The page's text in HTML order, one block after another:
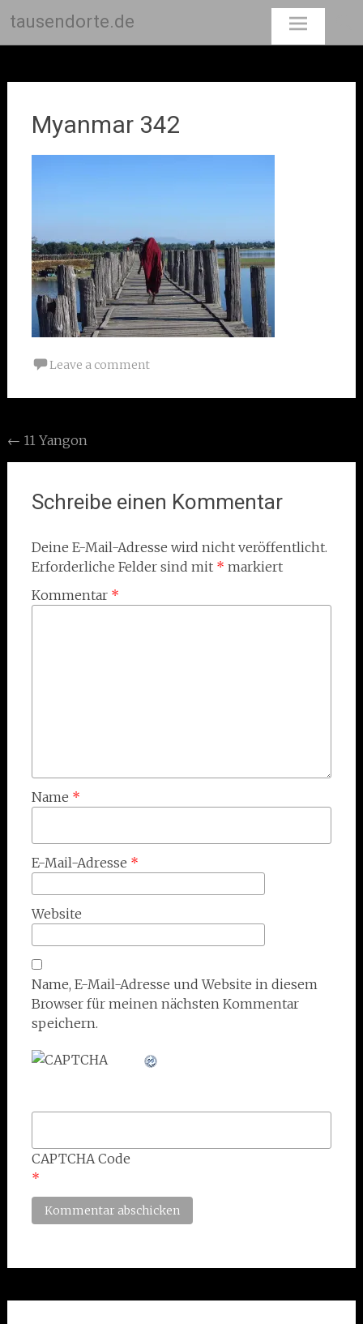
tausendorte.de
Myanmar 342
Leave a comment
Post
navigation
← 11 Yangon
Schreibe einen Kommentar
Deine E-Mail-Adresse wird nicht veröffentlicht.
Erforderliche Felder sind mit * markiert
Kommentar *
Name *
E-Mail-Adresse *
Website
Name, E-Mail-Adresse und Website in diesem
Browser für meinen nächsten Kommentar
speichern.
CAPTCHA Code
*